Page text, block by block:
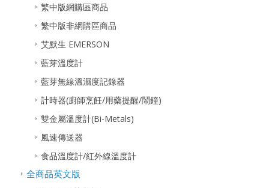
繁中版網購區商品
繁中版非網購區商品
艾默生 EMERSON
藍芽溫度計
藍芽無線溫濕度記錄器
計時器(廚師烹飪/用藥提醒/鬧鐘)
雙金屬溫度計(Bi-Metals)
風速傳送器
食品溫度計/紅外線溫度計
全商品英文版